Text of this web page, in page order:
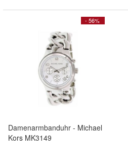
- 56%
Damenarmbanduhr - Michael
Kors MK3149